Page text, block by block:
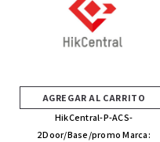
AGREGAR AL CARRITO
HikCentral-P-ACS-
2Door/Base/promo Marca: